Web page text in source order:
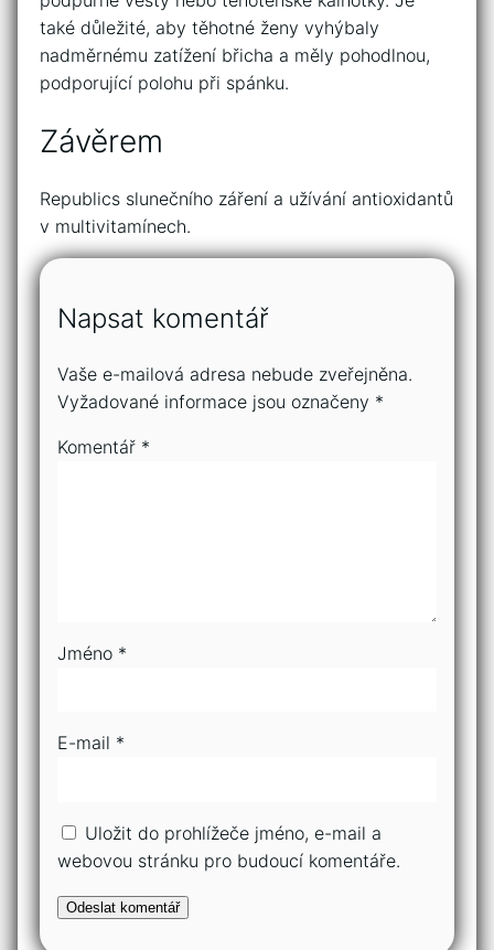
také důležité, aby těhotné ženy vyhýbaly
nadměrnému zatížení břicha a měly pohodlnou,
podporující polohu při spánku.
Závěrem
Republics slunečního záření a užívání antioxidantů
v multivitamínech.
Napsat komentář
Vaše e-mailová adresa nebude zveřejněna.
Vyžadované informace jsou označeny *
Komentář *
Jméno *
E-mail *
Uložit do prohlížeče jméno, e-mail a
webovou stránku pro budoucí komentáře.